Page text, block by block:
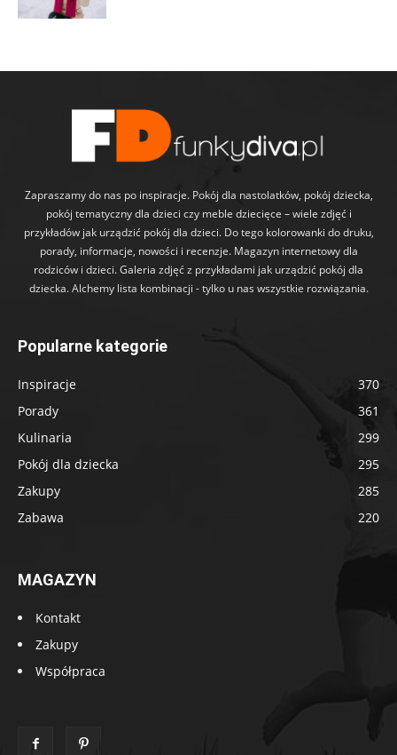
Zapraszamy do nas po inspiracje. Pokój dla nastolatków, pokój dziecka,
pokój tematyczny dla dzieci czy meble dziecięce – wiele zdjęć i
przykładów jak urządzić pokój dla dzieci. Do tego kolorowanki do druku,
porady, informacje, nowości i recenzje. Magazyn internetowy dla
rodziców i dzieci. Galeria zdjęć z przykładami jak urządzić pokój dla
dziecka. Alchemy lista kombinacji - tylko u nas wszystkie rozwiązania.
Popularne kategorie
Inspiracje
370
Porady
361
Kulinaria
299
Pokój dla dziecka
295
Zakupy
285
Zabawa
220
MAGAZYN
Kontakt
Zakupy
Współpraca